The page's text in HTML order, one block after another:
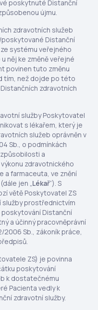
poskytnuté Distanční
újmu.
zdravotních služeb
Distanční
systému veřejného
něj ke změně veřejné
povinen tuto změnu
tím, než dojde po této
zdravotních
služby Poskytovatel
s lékařem, který je
služeb oprávněn v
Sb., o podmínkách
a
zdravotnického
a farmaceuta, ve znění
jen „Lékař“). S
větě Poskytovatel ZS
prostřednictvím
poskytování Distanční
a účinný pracovněprávní
2006 Sb., zákoník práce,
ZS) je povinna
poskytování
k dostatečnému
Pacienta vedly k
zdravotní služby.